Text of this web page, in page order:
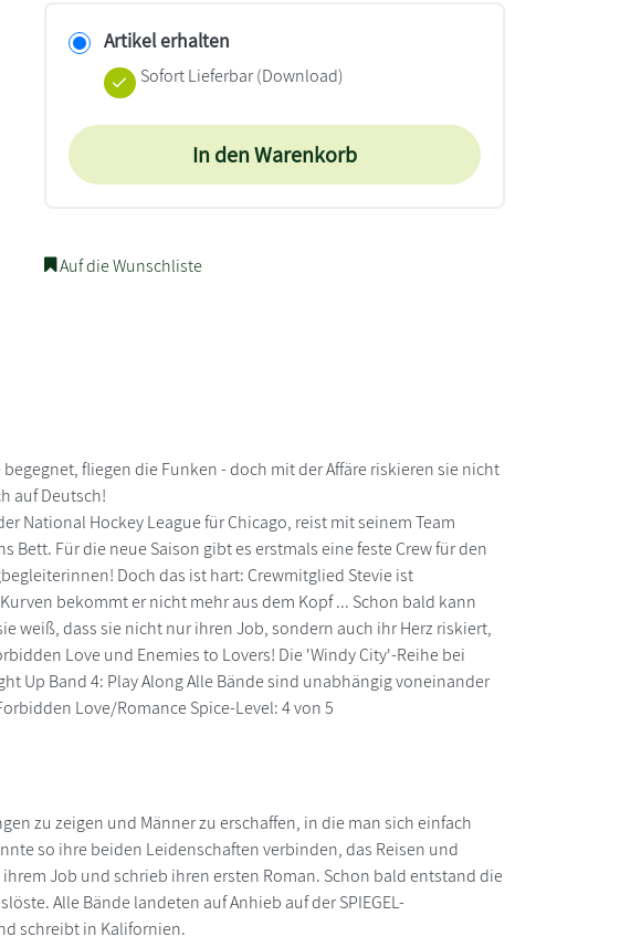
Artikel erhalten
Sofort Lieferbar (Download)
In den Warenkorb
Auf die Wunschliste
fliegen die Funken - doch mit der Affäre riskieren sie nicht
auf Deutsch!
National Hockey League für Chicago, reist mit seinem Team
Für die neue Saison gibt es erstmals eine feste Crew für den
Doch das ist hart: Crewmitglied Stevie ist
bekommt er nicht mehr aus dem Kopf ... Schon bald kann
weiß, dass sie nicht nur ihren Job, sondern auch ihr Herz riskiert,
Love und Enemies to Lovers! Die 'Windy City'-Reihe bei
Up Band 4: Play Along Alle Bände sind unabhängig voneinander
Love/Romance Spice-Level: 4 von 5
zu zeigen und Männer zu erschaffen, in die man sich einfach
so ihre beiden Leidenschaften verbinden, das Reisen und
Job und schrieb ihren ersten Roman. Schon bald entstand die
Alle Bände landeten auf Anhieb auf der SPIEGEL-
schreibt in Kalifornien.